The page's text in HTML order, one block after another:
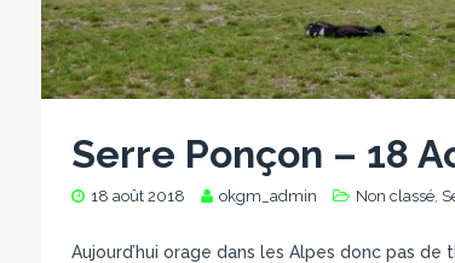
Serre Ponçon – 18
18 août 2018 okgm_admin Non classé,
Aujourd’hui orage dans les Alpes donc pas